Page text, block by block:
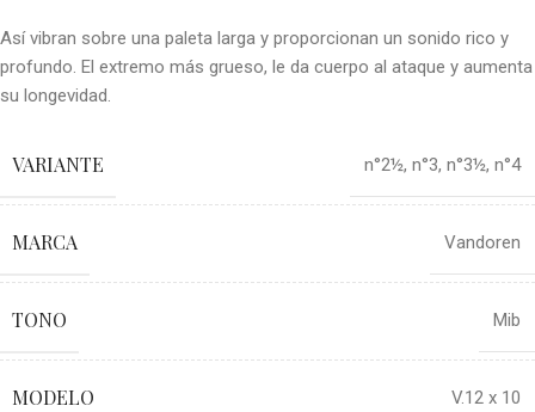
Así vibran sobre una paleta larga y proporcionan un sonido rico y
profundo. El extremo más grueso, le da cuerpo al ataque y aumenta
su longevidad.
VARIANTE n°2½, n°3, n°3½, n°4
MARCA Vandoren
TONO Mib
MODELO V.12 x 10